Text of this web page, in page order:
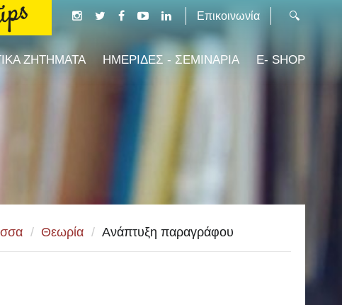
Επικοινωνία
ΖΗΤΗΜΑΤΑ ΗΜΕΡΙΔΕΣ - ΣΕΜΙΝΑΡΙΑ E- SHOP
/ Θεωρία / Ανάπτυξη παραγράφου